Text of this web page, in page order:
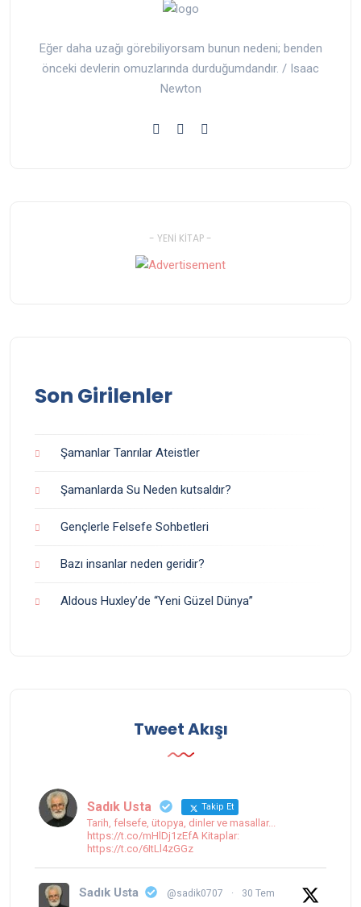
Eğer daha uzağı görebiliyorsam bunun nedeni; benden
önceki devlerin omuzlarında durduğumdandır. / Isaac
Newton
- YENI KITAP -
Son Girilenler
Şamanlar Tanrılar Ateistler
Şamanlarda Su Neden kutsaldır?
Gençlerle Felsefe Sohbetleri
Bazı insanlar neden geridir?
Aldous Huxley’de “Yeni Güzel Dünya”
Tweet Akışı
Sadık Usta Takip Et
Tarih, felsefe, ütopya, dinler ve masallar...
https://t.co/mHlDj1zEfA Kitaplar:
https://t.co/6ItLl4zGGz
Sadık Usta @sadik0707 · 30 Tem